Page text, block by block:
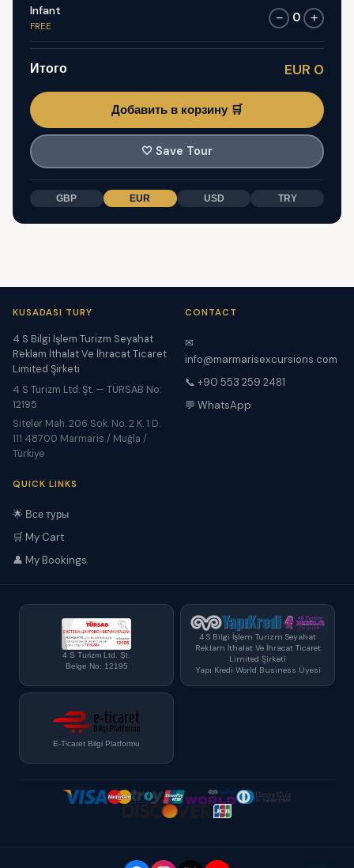
Infant
FREE
− 0 +
Итого EUR 0
Добавить в корзину 🛒
🤍 Save Tour
GBP EUR USD TRY
KUSADASI TURY
4 S Bilgi İşlem Turizm Seyahat
Reklam İthalat Ve İhracat Ticaret
Limited Şirketi
4 S Turizm Ltd. Şt. — TÜRSAB No:
12195
Siteler Mah. 206 Sok. No. 2 K. 1 D.
111 48700 Marmaris / Muğla /
Türkiye
CONTACT
✉
info@marmarisexcursions.com
📞 +90 553 259 2481
💬 WhatsApp
QUICK LINKS
🌟 Все туры
🛒 My Cart
👤 My Bookings
4 S Turizm Ltd. Şt.
Belge No: 12195
4 S Bilgi İşlem Turizm Seyahat
Reklam İthalat Ve İhracat Ticaret
Limited Şirketi
Yapı Kredi World Business Üyesi
E-Ticaret Bilgi Platformu